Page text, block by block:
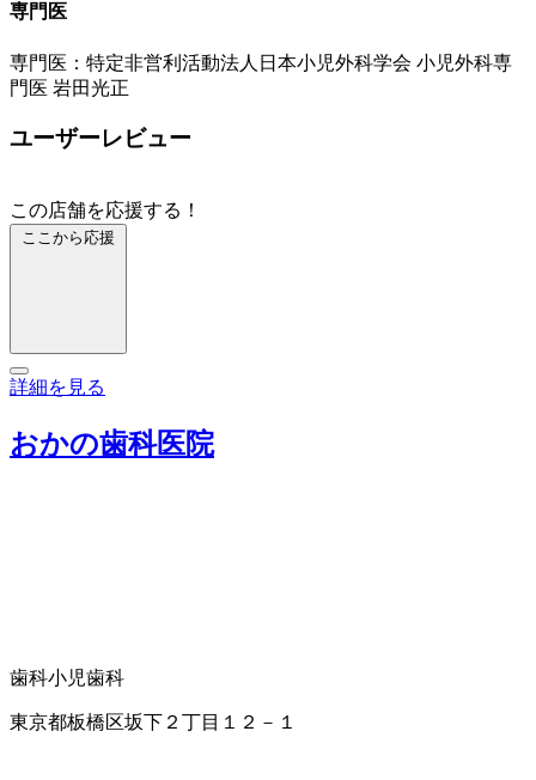
専門医
専門医：特定非営利活動法人日本小児外科学会 小児外科専
門医 岩田光正
ユーザーレビュー
この店舗を応援する！
ここから応援
詳細を見る
おかの歯科医院
歯科小児歯科
東京都板橋区坂下２丁目１２－１